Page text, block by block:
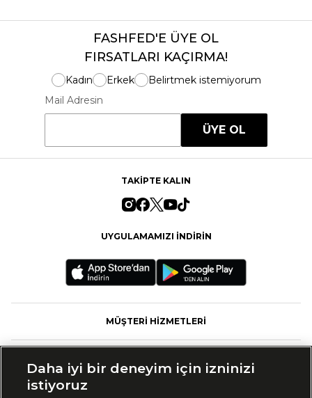
FASHFED'E ÜYE OL
FIRSATLARI KAÇIRMA!
Kadın Erkek
Belirtmek istemiyorum
Mail Adresin
ÜYE OL
TAKİPTE KALIN
UYGULAMAMIZI İNDİRİN
MÜŞTERİ HİZMETLERİ
Daha iyi bir deneyim için izninizi
istiyoruz